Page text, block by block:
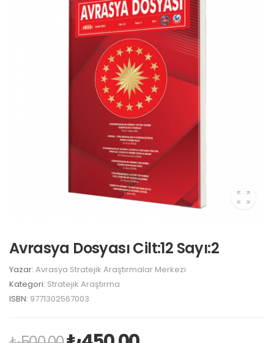
Avrasya Dosyası Cilt:12 Sayı:2
Yazar: Avrasya Stratejik Araştırmalar Merkezi
Kategori: Stratejik Araştırma
ISBN: 9771302567003